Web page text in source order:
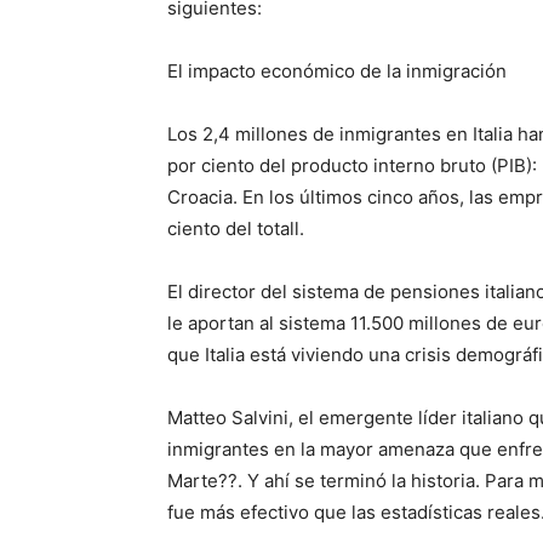
siguientes:
El impacto económico de la inmigración
Los 2,4 millones de inmigrantes en Italia
por ciento del producto interno bruto
Croacia. En los últimos cinco años, las
ciento del totall.
El director del sistema de pensiones
le aportan al sistema 11.500 millones de
que Italia está viviendo una crisis
Matteo Salvini, el emergente líder italiano
inmigrantes en la mayor amenaza que
Marte??. Y ahí se terminó la historia. Para
fue más efectivo que las estadísticas